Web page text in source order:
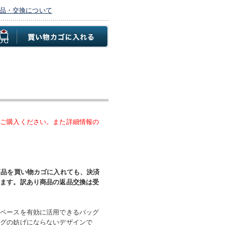
・交換について
購入ください。また詳細情報の
を買い物カゴに入れても、決済
す。訳あり商品の返品交換は受
ースを有効に活用できるバッグ
の妨げにならないデザインで